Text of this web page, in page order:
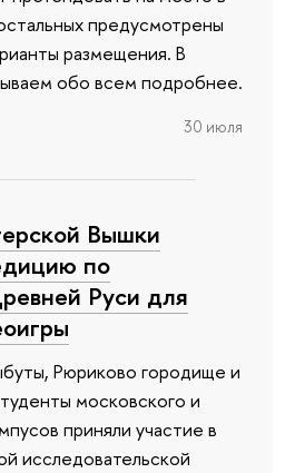
предусмотрены
размещения. В
обо всем подробнее.
30 июля
Вышки
по
Руси для
Рюриково городище и
московского и
приняли участие в
исследовательской